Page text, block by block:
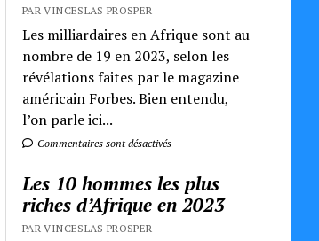
PAR VINCESLAS PROSPER
Les milliardaires en Afrique sont au
nombre de 19 en 2023, selon les
révélations faites par le magazine
américain Forbes. Bien entendu,
l’on parle ici...
Commentaires sont désactivés
Les 10 hommes les plus
riches d’Afrique en 2023
PAR VINCESLAS PROSPER